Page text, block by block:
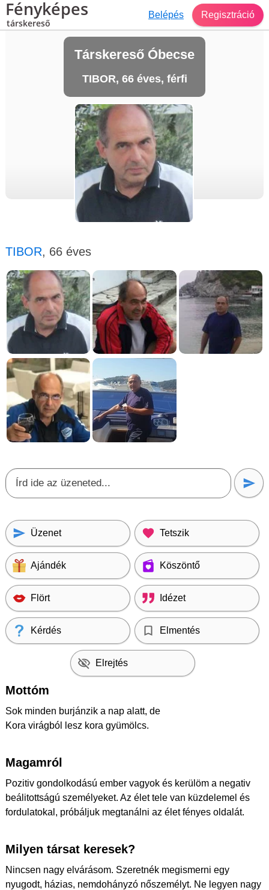
Fényképes
társkereső
Belépés Regisztráció
Társkereső Óbecse
TIBOR, 66 éves, férfi
TIBOR, 66 éves
Üzenet Tetszik
Ajándék Köszöntő
Flört Idézet
Kérdés Elmentés
Elrejtés
Mottóm
Sok minden burjánzik a nap alatt, de
Kora virágból lesz kora gyümölcs.
Magamról
Pozitiv gondolkodású ember vagyok és kerülöm a negativ
beálitottságú személyeket. Az élet tele van küzdelemel és
fordulatokal, próbáljuk megtanálni az élet fényes oldalát.
Milyen társat keresek?
Nincsen nagy elvárásom. Szeretnék megismerni egy
nyugodt, házias, nemdohányzó nőszemélyt. Ne legyen nagy